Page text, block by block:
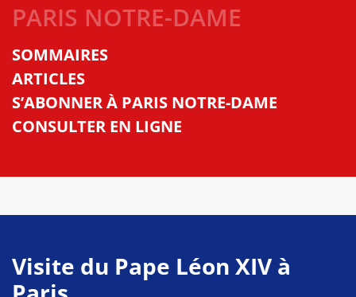
PARIS NOTRE-DAME
SOMMAIRES
ARTICLES
S’ABONNER À PARIS NOTRE-DAME
CONSULTER EN LIGNE
Visite du Pape Léon XIV à